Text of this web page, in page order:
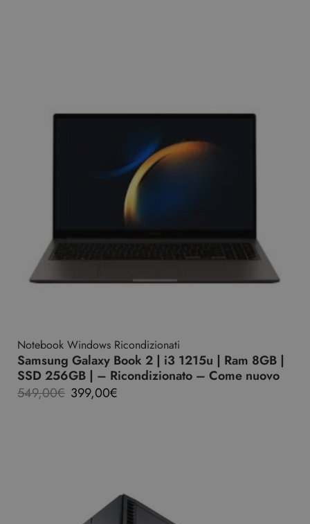
Notebook Windows Ricondizionati
Samsung Galaxy Book 2 | i3 1215u | Ram 8GB |
SSD 256GB | – Ricondizionato – Come nuovo
549,00€ 399,00€